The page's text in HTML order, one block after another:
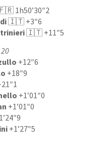
1h50’30″2
🇮🇹 +3″6
🇮🇹 +11″5
+12″6
+18″9
+1’01″0
+1’01″0
+1’27″5